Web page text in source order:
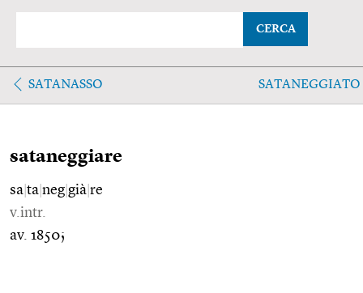
CERCA
SATANASSO SATANEGGIATO
sataneggiare
sa ta neg già re
v.intr.
av. 1850;